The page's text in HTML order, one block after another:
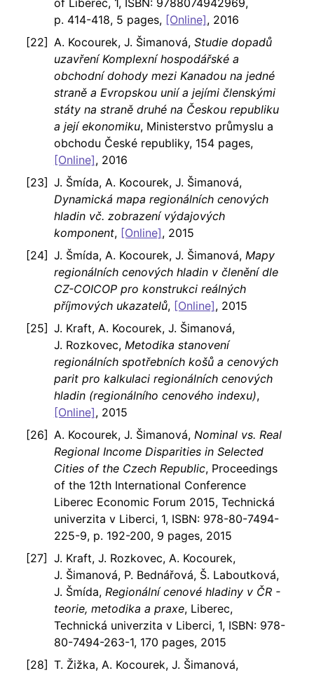
of Liberec, 1, ISBN: 9788074942969,
p. 414-418, 5 pages, [Online], 2016
A. Kocourek, J. Šimanová, Studie dopadů
uzavření Komplexní hospodářské a
obchodní dohody mezi Kanadou na jedné
straně a Evropskou unií a jejími členskými
státy na straně druhé na Českou republiku
a její ekonomiku, Ministerstvo průmyslu a
obchodu České republiky, 154 pages,
[Online], 2016
J. Šmída, A. Kocourek, J. Šimanová,
Dynamická mapa regionálních cenových
hladin vč. zobrazení výdajových
komponent, [Online], 2015
J. Šmída, A. Kocourek, J. Šimanová, Mapy
regionálních cenových hladin v členění dle
CZ-COICOP pro konstrukci reálných
příjmových ukazatelů, [Online], 2015
J. Kraft, A. Kocourek, J. Šimanová,
J. Rozkovec, Metodika stanovení
regionálních spotřebních košů a cenových
parit pro kalkulaci regionálních cenových
hladin (regionálního cenového indexu),
[Online], 2015
A. Kocourek, J. Šimanová, Nominal vs. Real
Regional Income Disparities in Selected
Cities of the Czech Republic, Proceedings
of the 12th International Conference
Liberec Economic Forum 2015, Technická
univerzita v Liberci, 1, ISBN: 978-80-7494-
225-9, p. 192-200, 9 pages, 2015
J. Kraft, J. Rozkovec, A. Kocourek,
J. Šimanová, P. Bednářová, Š. Laboutková,
J. Šmída, Regionální cenové hladiny v ČR -
teorie, metodika a praxe, Liberec,
Technická univerzita v Liberci, 1, ISBN: 978-
80-7494-263-1, 170 pages, 2015
T. Žižka, A. Kocourek, J. Šimanová,